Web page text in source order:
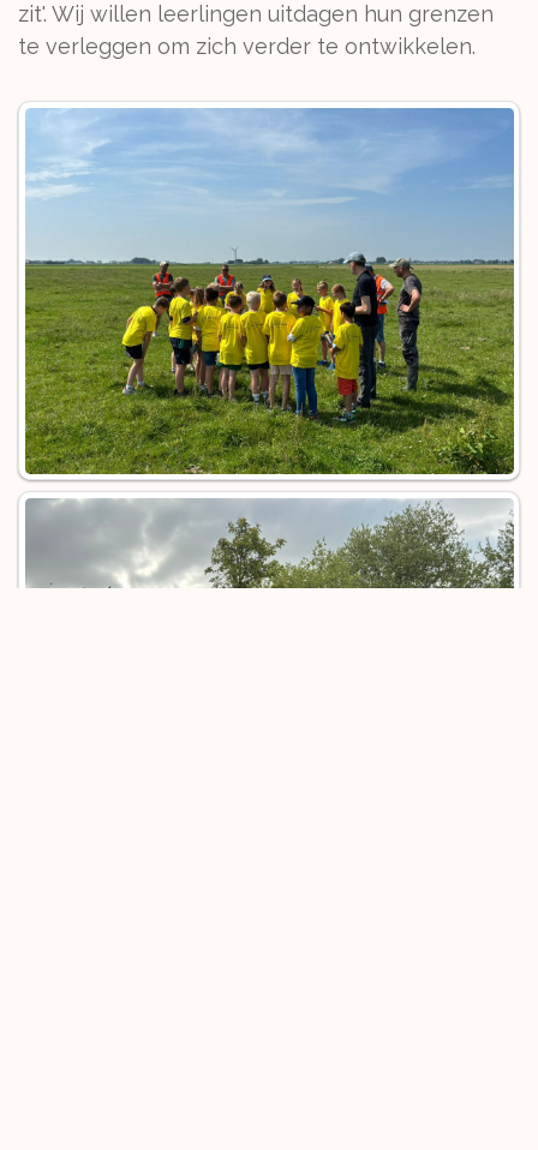
zit'. Wij willen leerlingen uitdagen hun grenzen
te verleggen om zich verder te ontwikkelen.